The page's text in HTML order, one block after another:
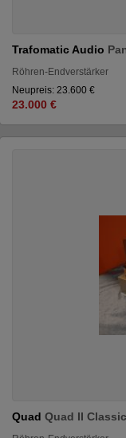
Trafomatic Audio
Röhren-Endverstärker
Neupreis: 23.600 €
23.000 €
Quad Quad II Classic